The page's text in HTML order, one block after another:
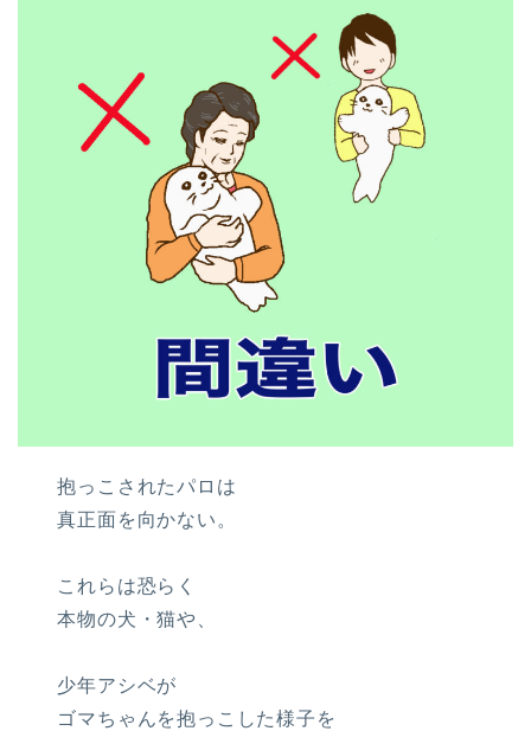
抱っこされたパロは
真正面を向かない。
これらは恐らく
本物の犬・猫や、
少年アシベが
ゴマちゃんを抱っこした様子を